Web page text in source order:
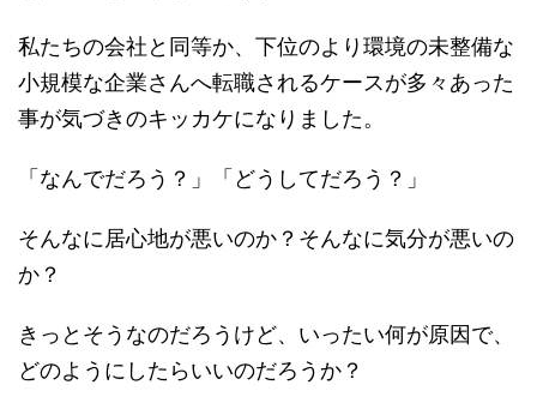
私たちの会社と同等か、下位のより環境の未整備な
小規模な企業さんへ転職されるケースが多々あった
事が気づきのキッカケになりました。
「なんでだろう？」「どうしてだろう？」
そんなに居心地が悪いのか？そんなに気分が悪いの
か？
きっとそうなのだろうけど、いったい何が原因で、
どのようにしたらいいのだろうか？